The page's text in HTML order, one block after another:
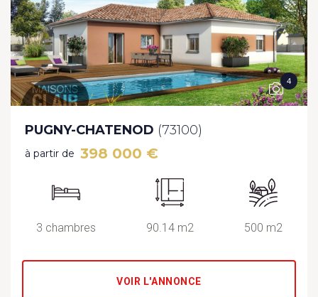
4
PUGNY-CHATENOD (73100)
à partir de 398 000 €
3 chambres 90.14 m2 500 m2
VOIR L'ANNONCE